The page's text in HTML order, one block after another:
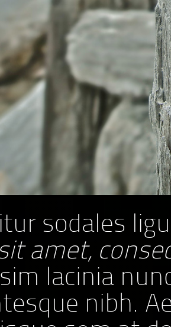
sodales
amet,
lacinia
nibh.